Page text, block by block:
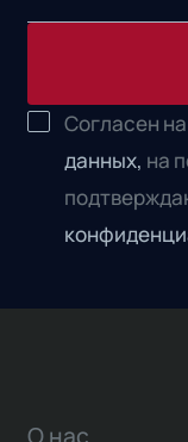
Согласен
данных, на
О нас